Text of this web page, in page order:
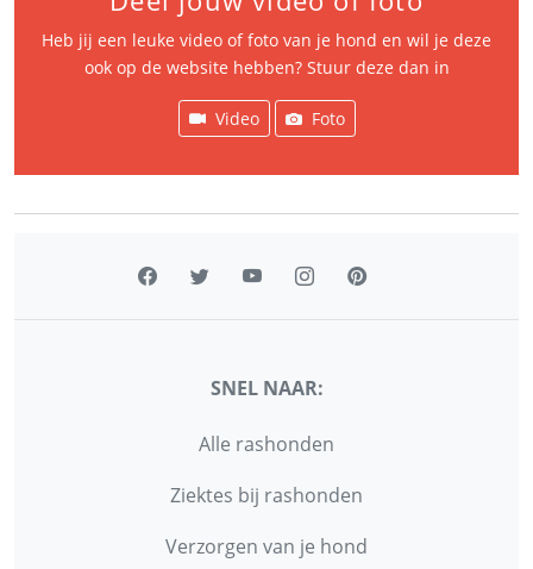
Heb jij een leuke video of foto van je hond en wil je deze
ook op de website hebben? Stuur deze dan in
Video Foto
SNEL NAAR:
Alle rashonden
Ziektes bij rashonden
Verzorgen van je hond